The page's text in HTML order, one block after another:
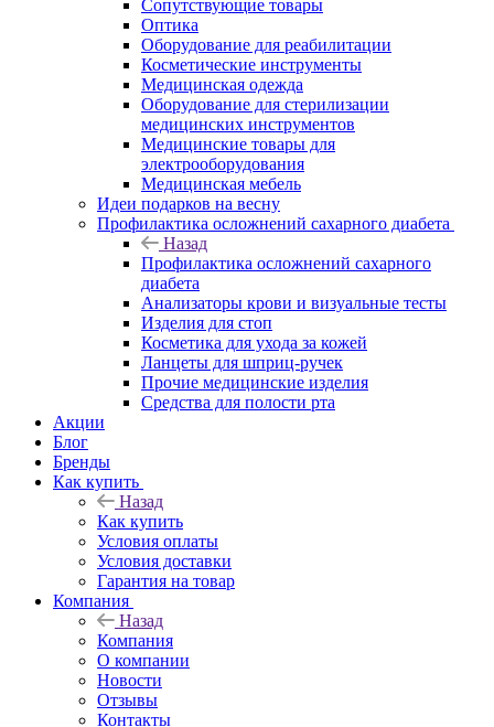
Сопутствующие товары
Оптика
Оборудование для реабилитации
Косметические инструменты
Медицинская одежда
Оборудование для стерилизации
медицинских инструментов
Медицинские товары для
электрооборудования
Медицинская мебель
Идеи подарков на весну
Профилактика осложнений сахарного диабета
Назад
Профилактика осложнений сахарного
диабета
Анализаторы крови и визуальные тесты
Изделия для стоп
Косметика для ухода за кожей
Ланцеты для шприц-ручек
Прочие медицинские изделия
Средства для полости рта
Акции
Блог
Бренды
Как купить
Назад
Как купить
Условия оплаты
Условия доставки
Гарантия на товар
Компания
Назад
Компания
О компании
Новости
Отзывы
Контакты